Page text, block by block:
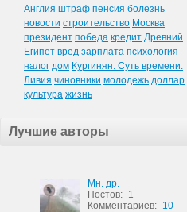
Англия штраф пенсия болезнь
новости строительство Москва
президент победа кредит Древний
Египет вред зарплата психология
налог дом Кургинян. Суть времени.
Ливия чиновники молодежь доллар
культура жизнь
Лучшие авторы
Мн. др.
Постов: 1
Комментариев: 10